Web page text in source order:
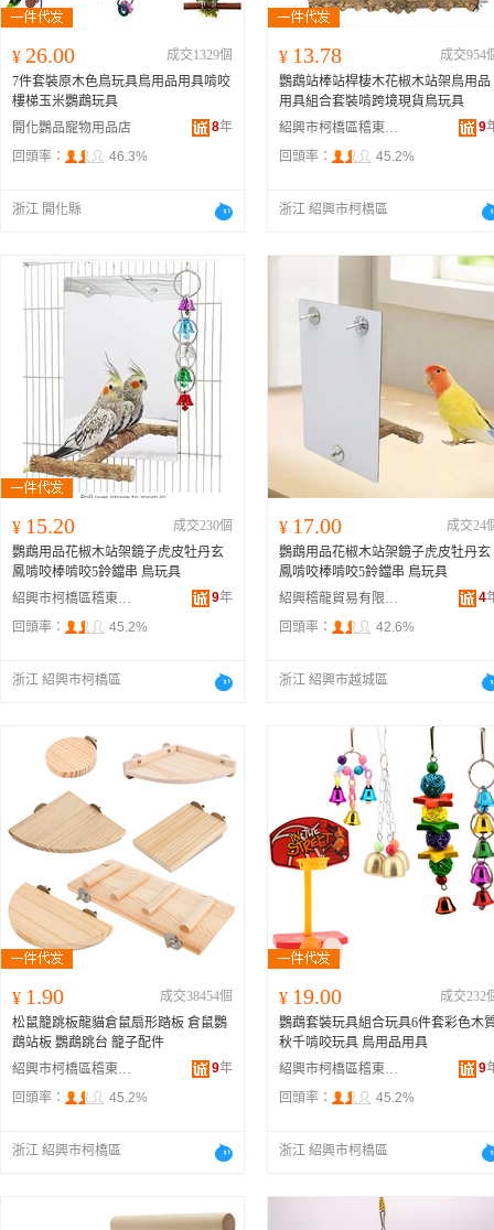
¥ 26.00
成交1329個
7件套裝原木色鳥玩具鳥用品用具啃咬
樓梯玉米鸚鵡玩具
開化鸚品寵物用品店
8年
回頭率：
46.3%
浙江 開化縣
¥ 13.78
成交954
鸚鵡站棒站桿棲木花椒木站架鳥用品
用具組合套裝啃跨境現貨鳥玩具
紹興市柯橋區稽東龍龍寵物用品店
9
回頭率：
45.2%
浙江 紹興市柯橋區
¥ 15.20
成交230個
鸚鵡用品花椒木站架鏡子虎皮牡丹玄
鳳啃咬棒啃咬5鈴鐺串 鳥玩具
紹興市柯橋區稽東龍龍寵物用品店
9年
回頭率：
45.2%
浙江 紹興市柯橋區
¥ 17.00
成交24
鸚鵡用品花椒木站架鏡子虎皮牡丹玄
鳳啃咬棒啃咬5鈴鐺串 鳥玩具
紹興稽龍貿易有限公司
4
回頭率：
42.6%
浙江 紹興市越城區
¥ 1.90
成交38454個
松鼠籠跳板龍貓倉鼠扇形踏板 倉鼠鸚
鵡站板 鸚鵡跳台 籠子配件
紹興市柯橋區稽東龍龍寵物用品店
9年
回頭率：
45.2%
浙江 紹興市柯橋區
¥ 19.00
成交232
鸚鵡套裝玩具組合玩具6件套彩色木
秋千啃咬玩具 鳥用品用具
紹興市柯橋區稽東龍龍寵物用品店
9
回頭率：
45.2%
浙江 紹興市柯橋區